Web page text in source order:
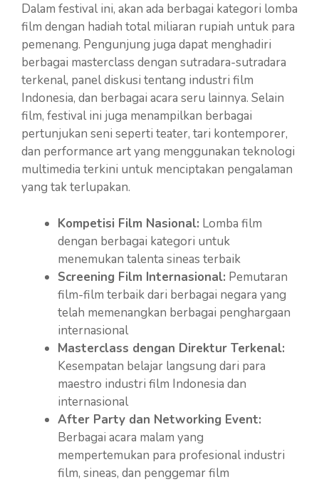
Dalam festival ini, akan ada berbagai kategori lomba
film dengan hadiah total miliaran rupiah untuk para
pemenang. Pengunjung juga dapat menghadiri
berbagai masterclass dengan sutradara-sutradara
terkenal, panel diskusi tentang industri film
Indonesia, dan berbagai acara seru lainnya. Selain
film, festival ini juga menampilkan berbagai
pertunjukan seni seperti teater, tari kontemporer,
dan performance art yang menggunakan teknologi
multimedia terkini untuk menciptakan pengalaman
yang tak terlupakan.
Kompetisi Film Nasional: Lomba film
dengan berbagai kategori untuk
menemukan talenta sineas terbaik
Screening Film Internasional: Pemutaran
film-film terbaik dari berbagai negara yang
telah memenangkan berbagai penghargaan
internasional
Masterclass dengan Direktur Terkenal:
Kesempatan belajar langsung dari para
maestro industri film Indonesia dan
internasional
After Party dan Networking Event:
Berbagai acara malam yang
mempertemukan para profesional industri
film, sineas, dan penggemar film